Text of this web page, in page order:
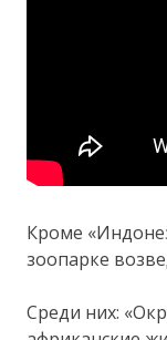
Кроме
зоопарке
Среди них: